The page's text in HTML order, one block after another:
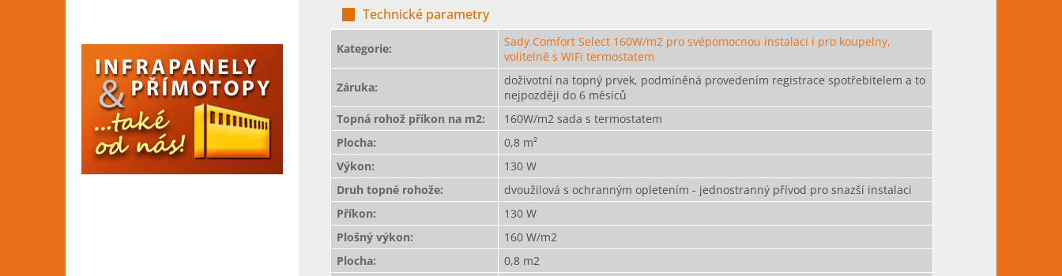
Technické parametry
Kategorie:
Sady Comfort Select 160W/m2 pro svépomocnou instalaci i pro koupelny,
volitelně s WiFi termostatem
Záruka:
doživotní na topný prvek, podmíněná provedením registrace spotřebitelem a to
nejpozději do 6 měsíců
Topná rohož příkon na m2:
160W/m2 sada s termostatem
Plocha:
0,8 m²
Výkon:
130 W
Druh topné rohože:
dvoužilová s ochranným opletením - jednostranný přívod pro snazší instalaci
Příkon:
130 W
Plošný výkon:
160 W/m2
Plocha:
0,8 m2